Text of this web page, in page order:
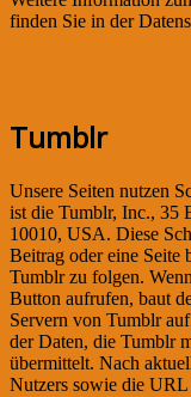
finden Sie in der
Tumblr
Unsere Seiten nutzen
ist die Tumblr, Inc., 35
10010, USA. Diese
Beitrag oder eine Seite
Tumblr zu folgen.
Button aufrufen, baut
Servern von Tumblr
der Daten, die Tumblr
übermittelt. Nach
Nutzers sowie die